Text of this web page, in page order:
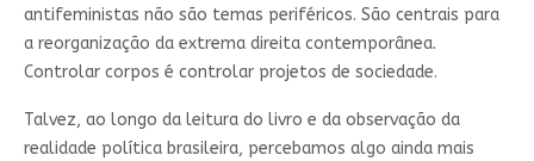
antifeministas não são temas periféricos. São centrais para
a reorganização da extrema direita contemporânea.
Controlar corpos é controlar projetos de sociedade.
Talvez, ao longo da leitura do livro e da observação da
realidade política brasileira, percebamos algo ainda mais